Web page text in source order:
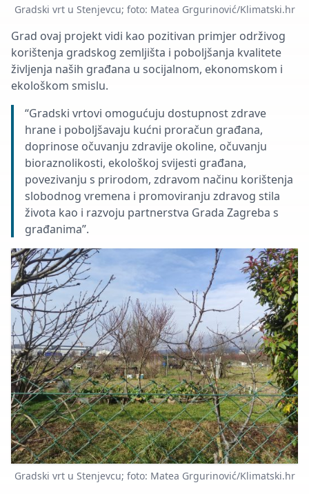
Gradski vrt u Stenjevcu; foto: Matea Grgurinović/Klimatski.hr
Grad ovaj projekt vidi kao pozitivan primjer održivog
korištenja gradskog zemljišta i poboljšanja kvalitete
življenja naših građana u socijalnom, ekonomskom i
ekološkom smislu.
“Gradski vrtovi omogućuju dostupnost zdrave
hrane i poboljšavaju kućni proračun građana,
doprinose očuvanju zdravije okoline, očuvanju
bioraznolikosti, ekološkoj svijesti građana,
povezivanju s prirodom, zdravom načinu korištenja
slobodnog vremena i promoviranju zdravog stila
života kao i razvoju partnerstva Grada Zagreba s
građanima”.
Gradski vrt u Stenjevcu; foto: Matea Grgurinović/Klimatski.hr